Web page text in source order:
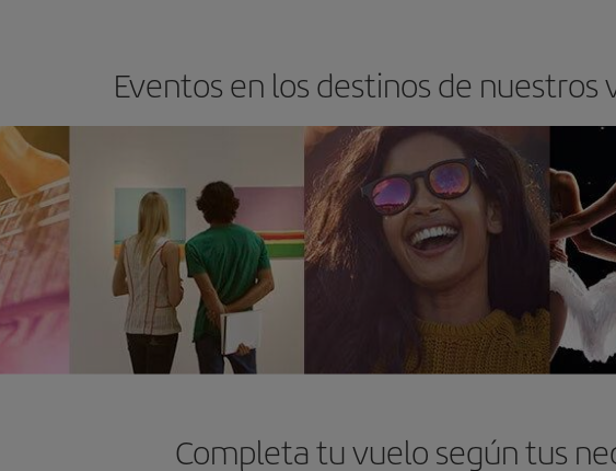
Eventos en los destinos de nuestros
Completa tu vuelo según tus